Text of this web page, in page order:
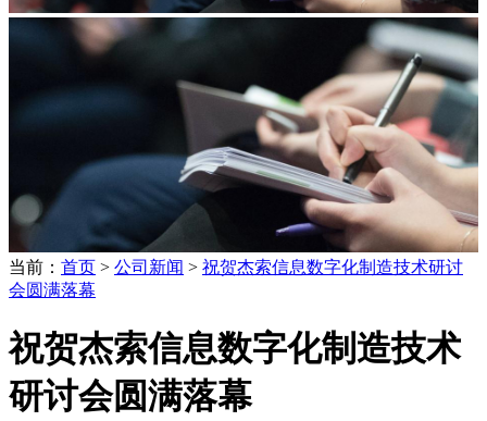
当前： 首页 > 公司新闻 > 祝贺杰索信息数字化制造技术研讨
会圆满落幕
祝贺杰索信息数字化制造技术
研讨会圆满落幕